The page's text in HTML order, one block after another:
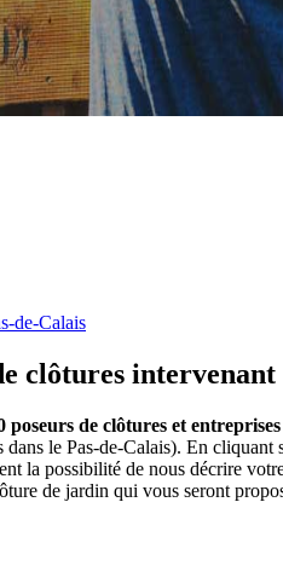
de-Calais
clôtures intervenant
poseurs de clôtures et
le Pas-de-Calais). En
la possibilité de nous décrire
de jardin qui vous seront